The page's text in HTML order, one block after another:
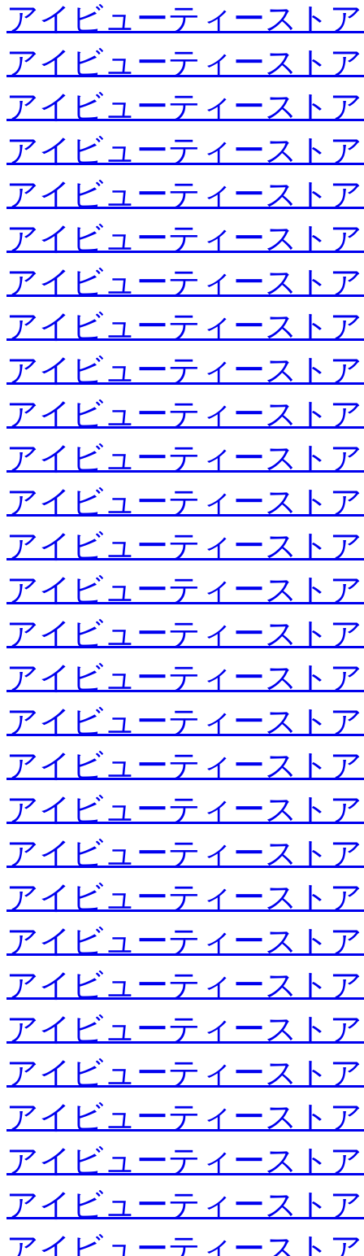
アイビューティースト
アイビューティースト
アイビューティースト
アイビューティースト
アイビューティースト
アイビューティースト
アイビューティースト
アイビューティースト
アイビューティースト
アイビューティースト
アイビューティースト
アイビューティースト
アイビューティースト
アイビューティースト
アイビューティースト
アイビューティースト
アイビューティースト
アイビューティースト
アイビューティースト
アイビューティースト
アイビューティースト
アイビューティースト
アイビューティースト
アイビューティースト
アイビューティースト
アイビューティースト
アイビューティースト
アイビューティースト
アイビューティースト